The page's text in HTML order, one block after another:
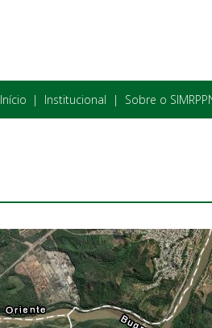
Início Institucional Sobre o